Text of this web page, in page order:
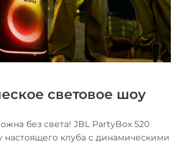
световое шоу
без света! JBL PartyBox 520
настоящего клуба с динамическими